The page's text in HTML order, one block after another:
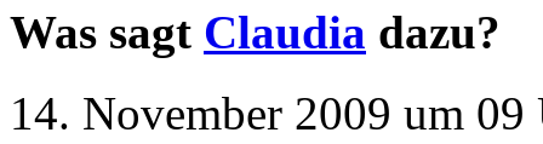
Was sagt Claudia dazu?
14. November 2009 um